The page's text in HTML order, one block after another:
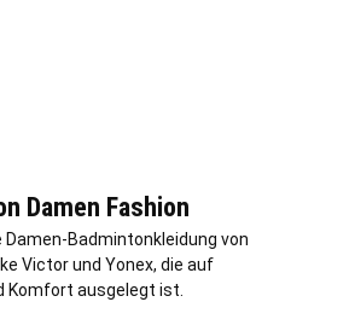
Damen Fashion
Damen-Badmintonkleidung von
Victor und Yonex, die auf
Komfort ausgelegt ist.